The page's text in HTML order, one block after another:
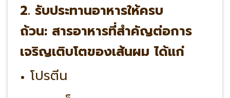
2. รับประทานอาหารให้ครบ
ถ้วน: สารอาหารที่สำคัญต่อการ
เจริญเติบโตของเส้นผม ได้แก่
โปรตีน